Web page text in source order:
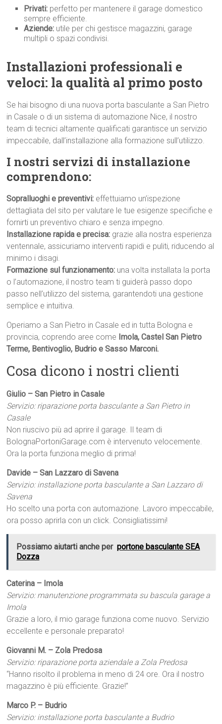
Privati: perfetto per mantenere il garage domestico
sempre efficiente.
Aziende: utile per chi gestisce magazzini, garage
multipli o spazi condivisi.
Installazioni professionali e
veloci: la qualità al primo posto
Se hai bisogno di una nuova porta basculante a San Pietro
in Casale o di un sistema di automazione Nice, il nostro
team di tecnici altamente qualificati garantisce un servizio
impeccabile, dall’installazione alla formazione sull’utilizzo.
I nostri servizi di installazione
comprendono:
Sopralluoghi e preventivi: effettuiamo un’ispezione
dettagliata del sito per valutare le tue esigenze specifiche e
fornirti un preventivo chiaro e senza impegno.
Installazione rapida e precisa: grazie alla nostra esperienza
ventennale, assicuriamo interventi rapidi e puliti, riducendo al
minimo i disagi.
Formazione sul funzionamento: una volta installata la porta
o l’automazione, il nostro team ti guiderà passo dopo
passo nell’utilizzo del sistema, garantendoti una gestione
semplice e intuitiva.
Operiamo a San Pietro in Casale ed in tutta Bologna e
provincia, coprendo aree come Imola, Castel San Pietro
Terme, Bentivoglio, Budrio e Sasso Marconi.
Cosa dicono i nostri clienti
Giulio – San Pietro in Casale
Servizio: riparazione porta basculante a San Pietro in
Casale
Non riuscivo più ad aprire il garage. Il team di
BolognaPortoniGarage.com è intervenuto velocemente.
Ora la porta funziona meglio di prima!
Davide – San Lazzaro di Savena
Servizio: installazione porta basculante a San Lazzaro di
Savena
Ho scelto una porta con automazione. Lavoro impeccabile,
ora posso aprirla con un click. Consigliatissimi!
Possiamo aiutarti anche per portone basculante SEA
Dozza
Caterina – Imola
Servizio: manutenzione programmata su bascula garage a
Imola
Grazie a loro, il mio garage funziona come nuovo. Servizio
eccellente e personale preparato!
Giovanni M. – Zola Predosa
Servizio: riparazione porta aziendale a Zola Predosa
“Hanno risolto il problema in meno di 24 ore. Ora il nostro
magazzino è più efficiente. Grazie!”
Marco P. – Budrio
Servizio: installazione porta basculante a Budrio